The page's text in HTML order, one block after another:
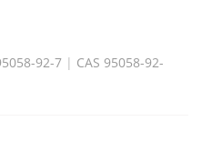
92-7 | CAS 95058-92-